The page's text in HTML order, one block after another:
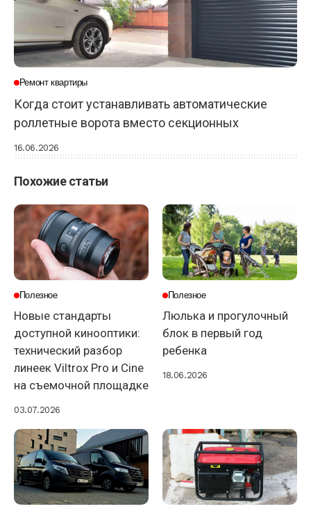
Ремонт квартиры
Когда стоит устанавливать автоматические
роллетные ворота вместо секционных
16.06.2026
Похожие статьи
Полезное
Новые стандарты
доступной кинооптики:
технический разбор
линеек Viltrox Pro и Cine
на съемочной площадке
03.07.2026
Полезное
Люлька и прогулочный
блок в первый год
ребенка
18.06.2026